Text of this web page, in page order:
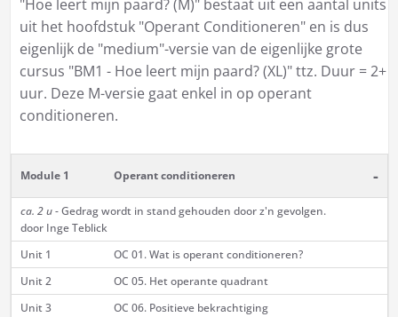
"Hoe leert mijn paard? (M)" bestaat uit een aantal units
uit het hoofdstuk "Operant Conditioneren" en is dus
eigenlijk de "medium"-versie van de eigenlijke grote
cursus "BM1 - Hoe leert mijn paard? (XL)" ttz. Duur = 2+
uur. Deze M-versie gaat enkel in op operant
conditioneren.
Module 1 Operant conditioneren -
ca. 2 u- Gedrag wordt in stand gehouden door z'n gevolgen.
door Inge Teblick
Unit 1
OC 01. Wat is operant conditioneren?
Unit 2
OC 05. Het operante quadrant
Unit 3
OC 06. Positieve bekrachtiging